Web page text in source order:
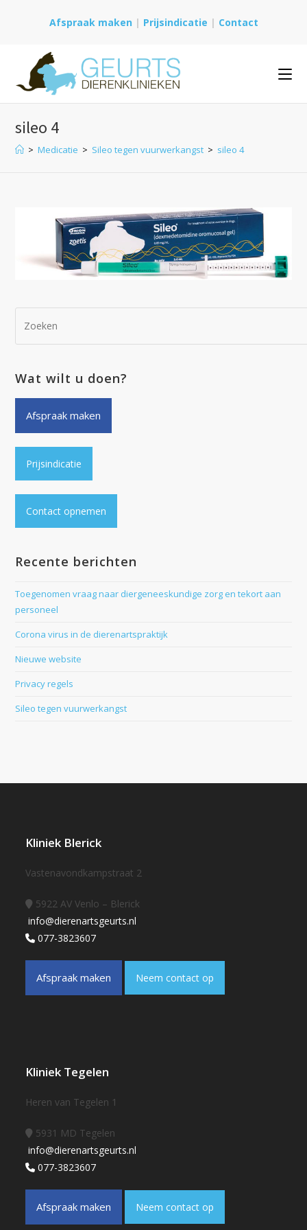
Afspraak maken | Prijsindicatie | Contact
sileo 4
> Medicatie > Sileo tegen vuurwerkangst > sileo 4
Wat wilt u doen?
Afspraak maken
Prijsindicatie
Contact opnemen
Recente berichten
Toegenomen vraag naar diergeneeskundige zorg en tekort aan
personeel
Corona virus in de dierenartspraktijk
Nieuwe website
Privacy regels
Sileo tegen vuurwerkangst
Kliniek Blerick
Vastenavondkampstraat 2
5922 AV Venlo – Blerick
info@dierenartsgeurts.nl
077-3823607
Afspraak maken Neem contact op
Kliniek Tegelen
Heren van Tegelen 1
5931 MD Tegelen
info@dierenartsgeurts.nl
077-3823607
Afspraak maken Neem contact op